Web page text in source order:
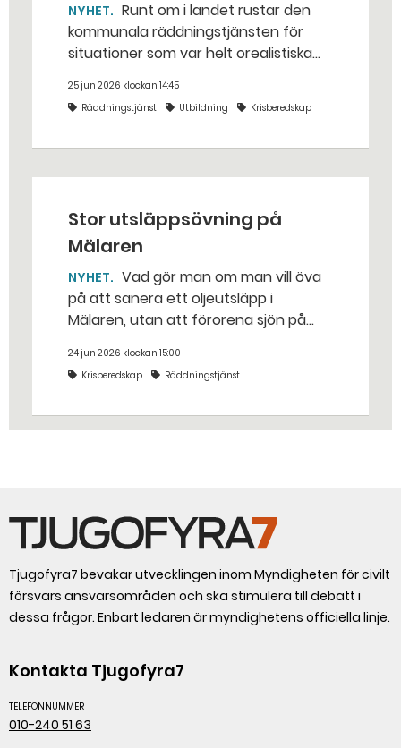
NYHET
kommunala räddningstjänsten för
situationer som var helt orealistiska
bakhåll, utspridda granater och hot
från livsfarliga drönare i det
25 jun 2026 klockan 14:45
Räddningstjänst
Utbildning Krisberedskap
Stor utsläppsövning på
Mälaren
NYHET
på att sanera ett oljeutsläpp i
Mälaren, utan att förorena sjön på
stället. Det gjorde räddningstjänsten i
Eskilstuna – tio kubikmeter närmare
24 jun 2026 klockan 15:00
Krisberedskap
Räddningstjänst
Tjugofyra7 bevakar utvecklingen inom Myndigheten för civilt
försvars ansvarsområden och ska stimulera till debatt i
dessa frågor. Enbart ledaren är myndighetens officiella linje.
Kontakta Tjugofyra7
TELEFONNUMMER
010-240 51 63